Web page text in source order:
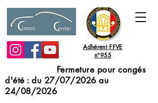
Adhérent FFVE
n°955
Fermeture pour congés
d'été : du 27/07/2026 au
24/08/2026